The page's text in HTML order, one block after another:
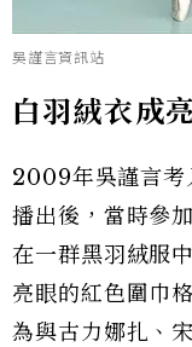
吳謹言資訊站
白羽絨衣成
2009年吳謹言考
播出後，當時參
在一群黑羽絨服
亮眼的紅色圍巾
為與古力娜扎、